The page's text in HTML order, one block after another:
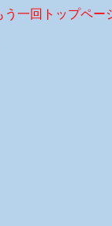
一回トップペー